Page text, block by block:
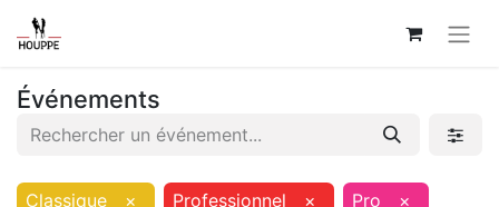
Événements
Classique × Professionnel × Pro ×